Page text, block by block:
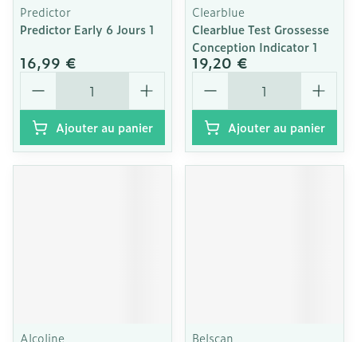
Predictor
Predictor Early 6 Jours 1
16,99 €
Quantité
Ajouter au panier
Clearblue
Clearblue Test Grossesse
Conception Indicator 1
19,20 €
Quantité
Ajouter au panier
Alcoline Belscan